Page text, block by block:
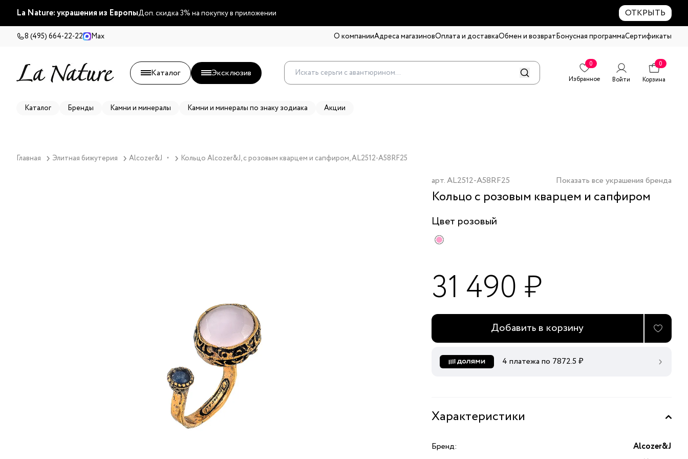
La Nature: украшения из ЕвропыДоп. скидка 3% на покупку в приложении ОТКРЫТЬ
8 (495) 664-22-22 Max О компанииАдреса магазиновОплата и доставкаОбмен и возвратБонусная программаСертификаты
Каталог Эксклюзив
0
Избранное
Войти
0
Корзина
Каталог Бренды Камни и минералы Камни и минералы по знаку зодиака Акции
Главная Элитная бижутерия Alcozer&J ▼ Кольцо Alcozer&J, с розовым кварцем и сапфиром, AL2512-A58RF25
арт.AL2512-A58RF25 Показать все украшения бренда
Кольцо с розовым кварцем и сапфиром
Цвет розовый
31 490 ₽
Добавить в корзину
4 платежа по 7872.5 ₽
Характеристики
Бренд:
Alcozer&J